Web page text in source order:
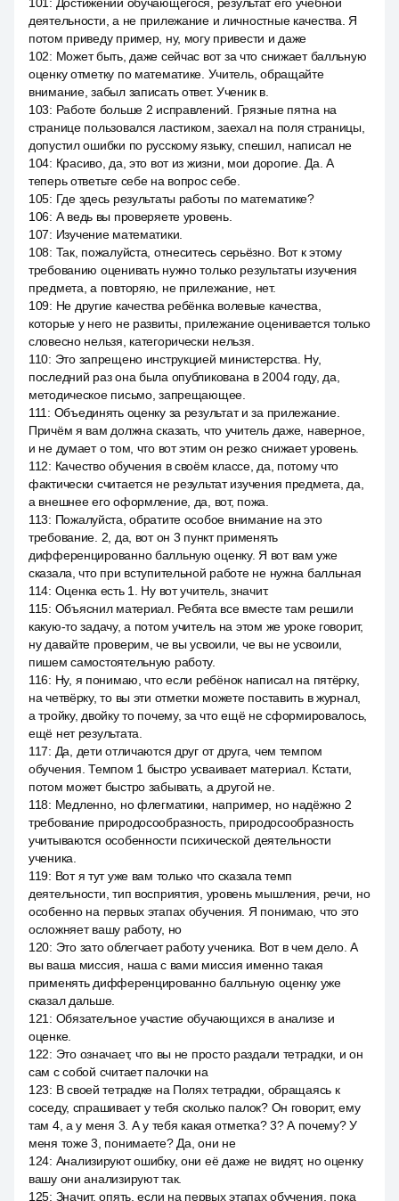
деятельности, а не прилежание и личностные качества. Я
потом приведу пример, ну, могу привести и даже
102: Может быть, даже сейчас вот за что снижает балльную
оценку отметку по математике. Учитель, обращайте
внимание, забыл записать ответ. Ученик в.
103: Работе больше 2 исправлений. Грязные пятна на
странице пользовался ластиком, заехал на поля страницы,
допустил ошибки по русскому языку, спешил, написал не
104: Красиво, да, это вот из жизни, мои дорогие. Да. А
теперь ответьте себе на вопрос себе.
105: Где здесь результаты работы по математике?
106: А ведь вы проверяете уровень.
107: Изучение математики.
108: Так, пожалуйста, отнеситесь серьёзно. Вот к этому
требованию оценивать нужно только результаты изучения
предмета, а повторяю, не прилежание, нет.
109: Не другие качества ребёнка волевые качества,
которые у него не развиты, прилежание оценивается только
словесно нельзя, категорически нельзя.
110: Это запрещено инструкцией министерства. Ну,
последний раз она была опубликована в 2004 году, да,
методическое письмо, запрещающее.
111 : Объединять оценку за результат и за прилежание.
Причём я вам должна сказать, что учитель даже, наверное,
и не думает о том, что вот этим он резко снижает уровень.
112: Качество обучения в своём классе, да, потому что
фактически считается не результат изучения предмета, да,
а внешнее его оформление, да, вот, пожа.
113: Пожалуйста, обратите особое внимание на это
требование. 2, да, вот он 3 пункт применять
дифференцированно балльную оценку. Я вот вам уже
сказала, что при вступительной работе не нужна балльная
114: Оценка есть 1. Ну вот учитель, значит.
115: Объяснил материал. Ребята все вместе там решили
какую-то задачу, а потом учитель на этом же уроке говорит,
ну давайте проверим, че вы усвоили, че вы не усвоили,
пишем самостоятельную работу.
116: Ну, я понимаю, что если ребёнок написал на пятёрку,
на четвёрку, то вы эти отметки можете поставить в журнал,
а тройку, двойку то почему, за что ещё не сформировалось,
ещё нет результата.
117: Да, дети отличаются друг от друга, чем темпом
обучения. Темпом 1 быстро усваивает материал. Кстати,
потом может быстро забывать, а другой не.
118: Медленно, но флегматики, например, но надёжно 2
требование природосообразность, природосообразность
учитываются особенности психической деятельности
ученика.
119: Вот я тут уже вам только что сказала темп
деятельности, тип восприятия, уровень мышления, речи, но
особенно на первых этапах обучения. Я понимаю, что это
осложняет вашу работу, но
120: Это зато облегчает работу ученика. Вот в чем дело. А
вы ваша миссия, наша с вами миссия именно такая
применять дифференцированно балльную оценку уже
сказал дальше.
121 : Обязательное участие обучающихся в анализе и
оценке.
122: Это означает, что вы не просто раздали тетрадки, и он
сам с собой считает палочки на
123: В своей тетрадке на Полях тетрадки, обращаясь к
соседу, спрашивает у тебя сколько палок? Он говорит, ему
там 4, а у меня 3. А у тебя какая отметка? 3? А почему? У
меня тоже 3, понимаете? Да, они не
124: Анализируют ошибку, они её даже не видят, но оценку
вашу они анализируют так.
125: Значит, опять, если на первых этапах обучения, пока